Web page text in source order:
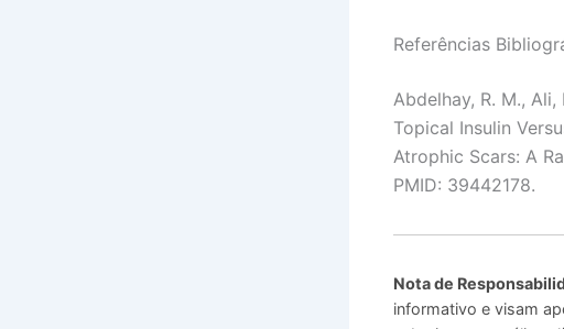
Referências
Abdelhay, R. M.,
Topical Insulin
Atrophic Scars: A
PMID: 39442178.
Nota de
informativo e visam